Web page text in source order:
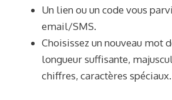
Un lien ou un code vous
email/SMS.
Choisissez un nouveau mot
longueur suffisante,
chiffres, caractères spéciaux.